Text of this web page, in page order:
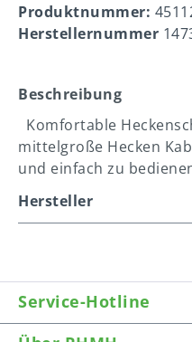
Produktnummer:
Herstellernummer
Beschreibung
Komfortable
mittelgroße Hecken
und einfach zu
Hersteller
Service-Hotline